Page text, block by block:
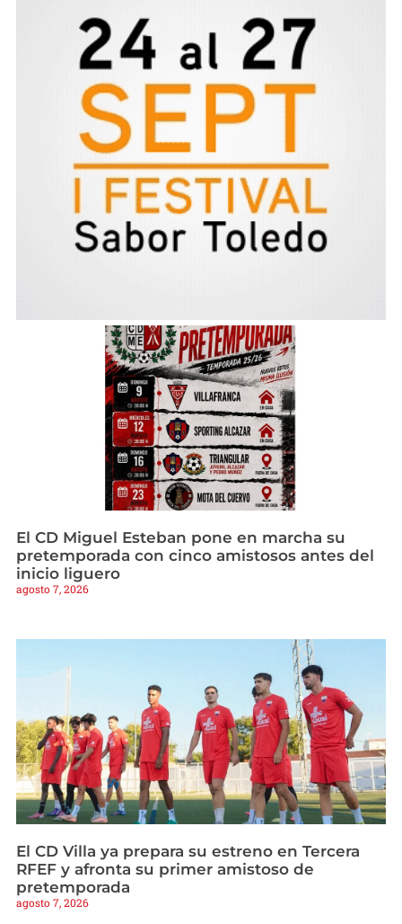
El CD Miguel Esteban pone en marcha su
pretemporada con cinco amistosos antes del
inicio liguero
agosto 7, 2026
El CD Villa ya prepara su estreno en Tercera
RFEF y afronta su primer amistoso de
pretemporada
agosto 7, 2026